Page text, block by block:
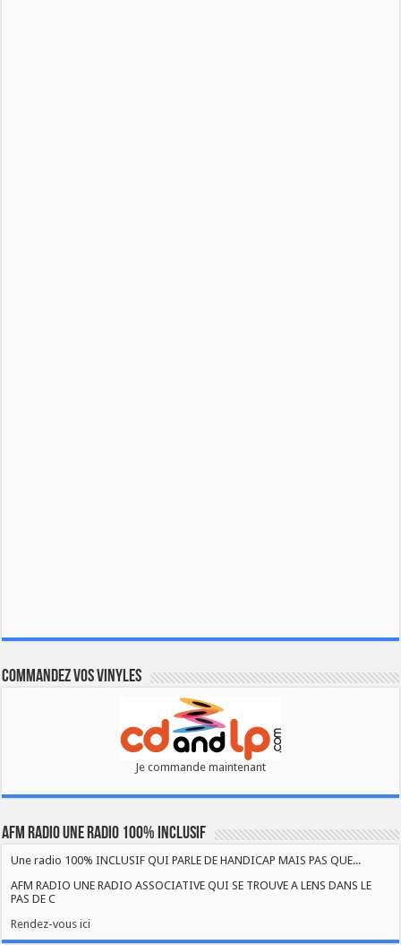
Commandez vos vinyles
Je commande maintenant
AFM RADIO UNE RADIO 100% INCLUSIF
Une radio 100% INCLUSIF QUI PARLE DE HANDICAP MAIS PAS QUE...
AFM RADIO UNE RADIO ASSOCIATIVE QUI SE TROUVE A LENS DANS LE
PAS DE C
Rendez-vous ici